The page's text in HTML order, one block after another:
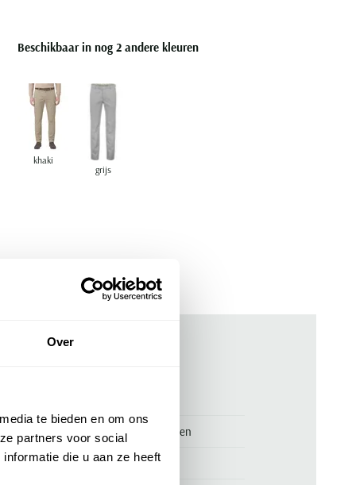
Over
te bieden en om ons
partners voor social
die u aan ze heeft
Beschikbaar in nog 2 andere kleuren
khaki
grijs
Meyer pantalon Bonn beige katoen
Meyer